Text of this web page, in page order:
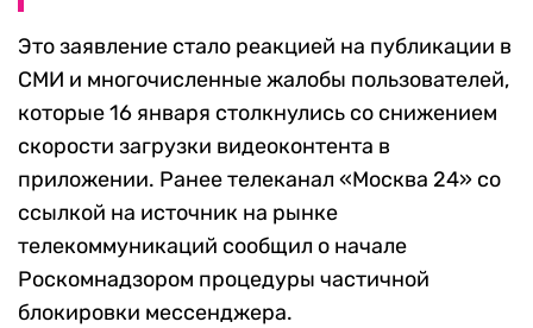
Это заявление стало реакцией на публикации в
СМИ и многочисленные жалобы пользователей,
которые 16 января столкнулись со снижением
скорости загрузки видеоконтента в
приложении. Ранее телеканал «Москва 24» со
ссылкой на источник на рынке
телекоммуникаций сообщил о начале
Роскомнадзором процедуры частичной
блокировки мессенджера.